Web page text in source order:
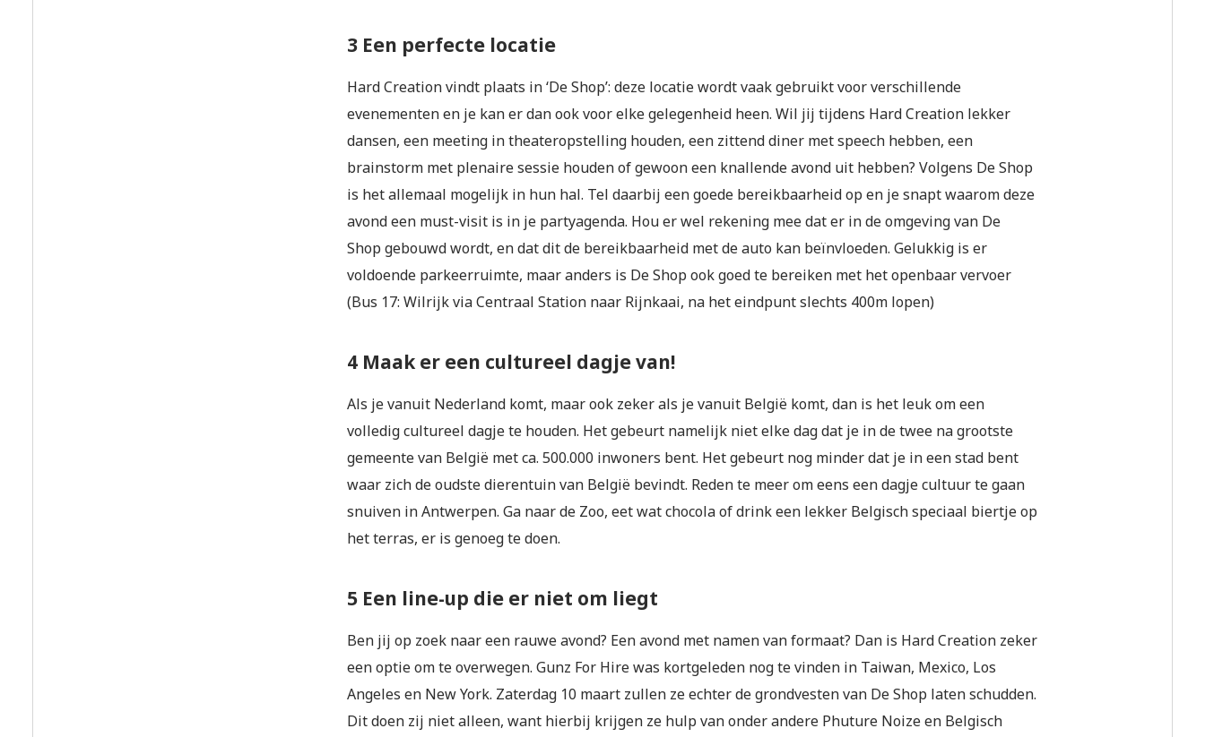
3 Een perfecte locatie
Hard Creation vindt plaats in ‘De Shop’: deze locatie wordt vaak gebruikt voor verschillende
evenementen en je kan er dan ook voor elke gelegenheid heen. Wil jij tijdens Hard Creation lekker
dansen, een meeting in theateropstelling houden, een zittend diner met speech hebben, een
brainstorm met plenaire sessie houden of gewoon een knallende avond uit hebben? Volgens De Shop
is het allemaal mogelijk in hun hal. Tel daarbij een goede bereikbaarheid op en je snapt waarom deze
avond een must-visit is in je partyagenda. Hou er wel rekening mee dat er in de omgeving van De
Shop gebouwd wordt, en dat dit de bereikbaarheid met de auto kan beïnvloeden. Gelukkig is er
voldoende parkeerruimte, maar anders is De Shop ook goed te bereiken met het openbaar vervoer
(Bus 17: Wilrijk via Centraal Station naar Rijnkaai, na het eindpunt slechts 400m lopen­)
4 Maak er een cultureel dagje van!
Als je vanuit Nederland komt, maar ook zeker als je vanuit België komt, dan is het leuk om een
volledig cultureel dagje te houden. Het gebeurt namelijk niet elke dag dat je in de twee na grootste
gemeente van België met ca. 500.000 inwoners bent. Het gebeurt nog minder dat je in een stad bent
waar zich de oudste dierentuin van België bevindt. Reden te meer om eens een dagje cultuur te gaan
snuiven in Antwerpen. Ga naar de Zoo, eet wat chocola of drink een lekker Belgisch speciaal biertje op
het terras, er is genoeg te doen.
5 Een line-up die er niet om liegt
Ben jij op zoek naar een rauwe avond? Een avond met namen van formaat? Dan is Hard Creation zeker
een optie om te overwegen. Gunz For Hire was kortgeleden nog te vinden in Taiwan, Mexico, Los
Angeles en New York. Zaterdag 10 maart zullen ze echter de grondvesten van De Shop laten schudden.
Dit doen zij niet alleen, want hierbij krijgen ze hulp van onder andere Phuture Noize en Belgisch